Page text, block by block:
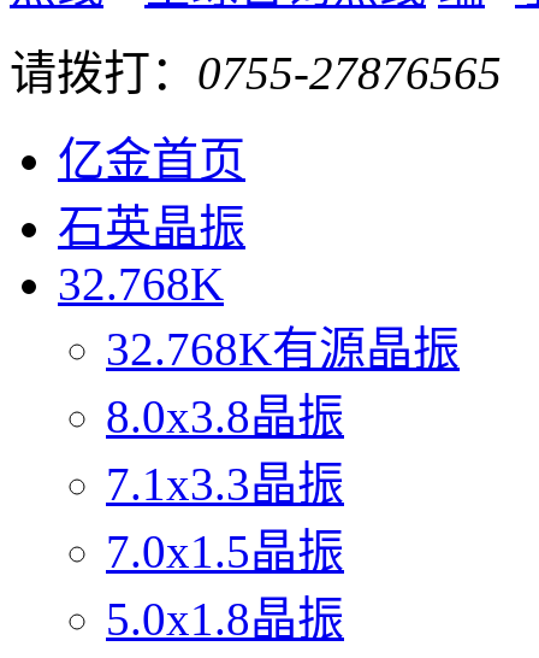
请拨打： 0755-27876565
亿金首页
石英晶振
32.768K
32.768K有源晶振
8.0x3.8晶振
7.1x3.3晶振
7.0x1.5晶振
5.0x1.8晶振